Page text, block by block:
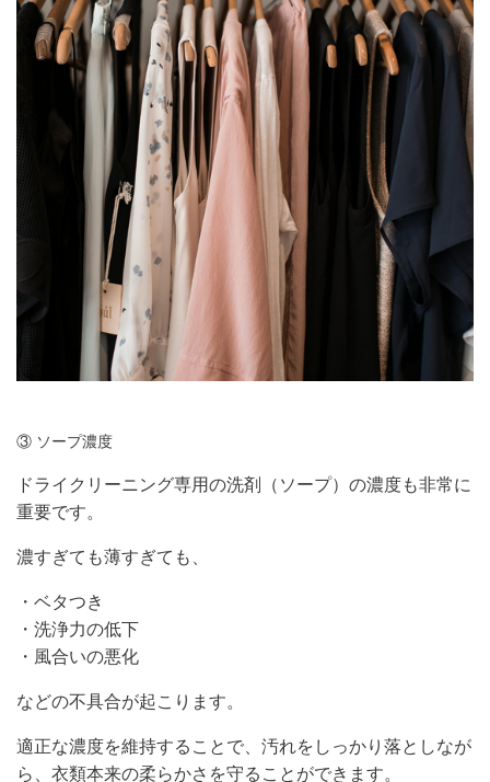
③ ソープ濃度
ドライクリーニング専用の洗剤（ソープ）の濃度も非常に
重要です。
濃すぎても薄すぎても、
・ベタつき
・洗浄力の低下
・風合いの悪化
などの不具合が起こります。
適正な濃度を維持することで、汚れをしっかり落としなが
ら、衣類本来の柔らかさを守ることができます。